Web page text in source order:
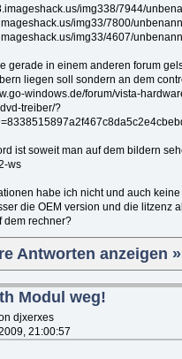
img338/7944/
img33/7800/
img33/4607/
gerade in einem anderen forum
liegen soll sondern an dem
windows.de/forum/vista-
treiber/?
ist soweit man auf dem bildern
ws
habe ich nicht und auch
die OEM version und die litzenz
dem rechner?
Antworten anzeigen
Modul weg!
djxerxes
21:00:57